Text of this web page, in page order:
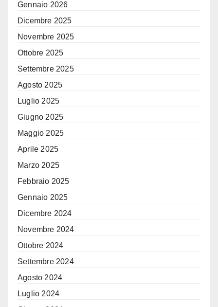
Gennaio 2026
Dicembre 2025
Novembre 2025
Ottobre 2025
Settembre 2025
Agosto 2025
Luglio 2025
Giugno 2025
Maggio 2025
Aprile 2025
Marzo 2025
Febbraio 2025
Gennaio 2025
Dicembre 2024
Novembre 2024
Ottobre 2024
Settembre 2024
Agosto 2024
Luglio 2024